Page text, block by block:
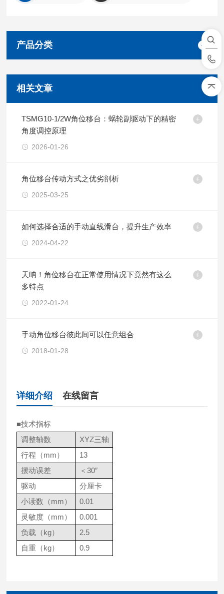
产品分类
相关文章
TSMG10-1/2W角位移台：蜗轮副驱动下的精密
角度调控原理
2026-01-26
角位移台传动方式之优劣剖析
2025-03-25
如何选择合适的手动直线滑台，提升生产效率
2024-04-22
天呐！角位移台在正常使用情况下竟然有这么
多特点
2022-01-24
手动角位移台彼此间可以任意组合
2018-01-28
详细介绍 在线留言
■技术指标
调整轴数
XYZ三轴
行程 （mm）
13
摆动误差
＜ 30″
驱动
分厘卡
小读数 （mm）
0.01
灵敏度（mm）
0.001
负载 （kg）
2.5
自重（kg） 0.9